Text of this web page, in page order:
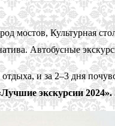
мостов, Культурная
Автобусные
отдыха, и за 2–3 дня
экскурсии 2024».